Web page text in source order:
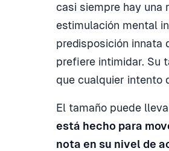
casi siempre hay una
estimulación mental
predisposición innata
prefiere intimidar. Su
que cualquier intento
El tamaño puede
está hecho para
nota en su nivel de